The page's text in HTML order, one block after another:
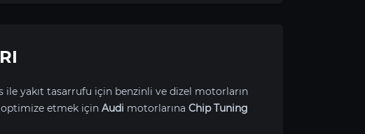
yakıt tasarrufu için benzinli ve dizel motorların
etmek için Audi motorlarına Chip Tuning